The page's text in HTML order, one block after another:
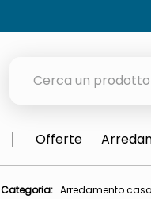
meme
Offerte
Categoria: Arredamento